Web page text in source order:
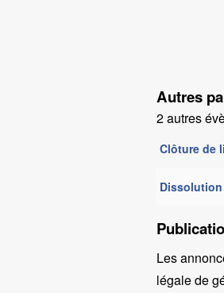
Autres
2 autres
Clôture de
Les
légale de